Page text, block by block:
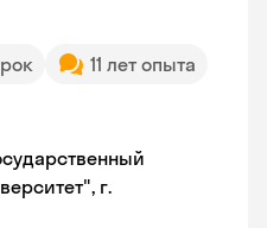
11 лет опыта
г.